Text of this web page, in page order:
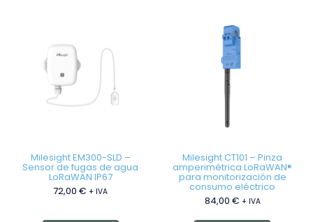
Milesight EM300-SLD –
Sensor de fugas de agua
LoRaWAN IP67
72,00€ + IVA
Milesight CT101 – Pinza
amperimétrica LoRaWAN®
para monitorización de
consumo eléctrico
84,00 € + IVA